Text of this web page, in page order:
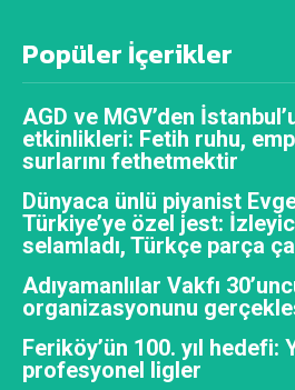
Popüler İçerikler
AGD ve MGV’den
etkinlikleri: Fetih ruhu,
surlarını fethetmektir
Dünyaca ünlü piyanist
Türkiye’ye özel jest:
selamladı, Türkçe parça
Adıyamanlılar Vakfı
organizasyonunu
Feriköy’ün 100. yıl hedefi:
profesyonel ligler